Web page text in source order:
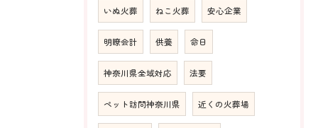
いぬ火葬 ねこ火葬 安心企業
明瞭会計 供養 命日
神奈川県全域対応 法要
ペット訪問神奈川県 近くの火葬場